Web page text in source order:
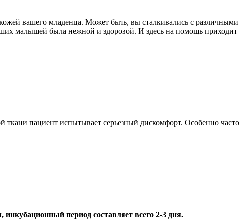
вашего младенца. Может быть, вы сталкивались с различными
малышей была нежной и здоровой. И здесь на помощь приходит
ткани пациент испытывает серьезный дискомфорт. Особенно часто
инкубационный период составляет всего 2-3 дня.